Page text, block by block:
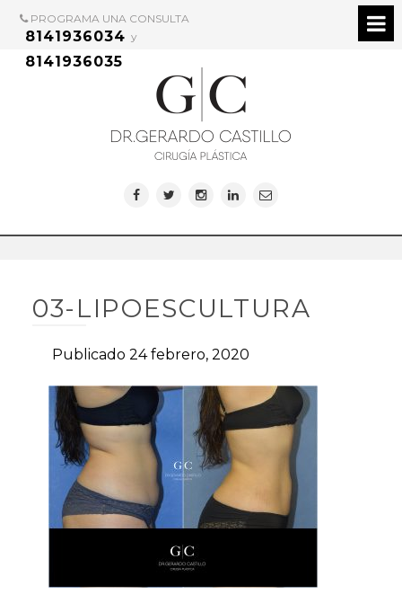
PROGRAMA UNA CONSULTA
8141936034 y
8141936035
03-LIPOESCULTURA
Publicado 24 febrero, 2020